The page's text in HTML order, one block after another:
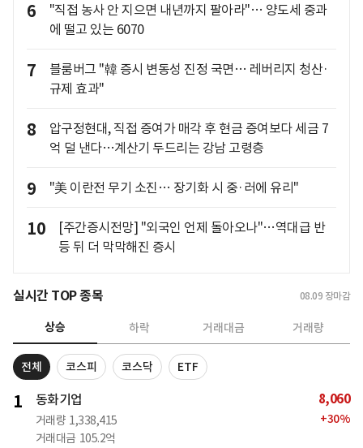
6
"직접 농사 안 지으면 내년까지 팔아라"… 양도세 중과
에 떨고 있는 6070
7
블룸버그 "韓 증시 변동성 진정 국면… 레버리지 청산·
규제 효과"
8
압구정현대, 직접 증여가 매각 후 현금 증여보다 세금 7
억 덜 낸다…계산기 두드리는 강남 고령층
9 "美 이란전 무기 소진… 장기화 시 중·러에 유리"
10
[주간증시전망] "외국인 언제 돌아오나"…역대급 반
등 뒤 더 막막해진 증시
실시간 TOP 종목 08.09 장마감
상승 하락 거래대금 거래량
전체 코스피 코스닥 ETF
1 동화기업
거래량 1,338,415
거래대금 105.2억
8,060
+30%